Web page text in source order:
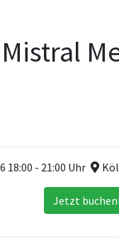
Mistral
18:00 - 21:00 Uhr
Jetzt buchen!